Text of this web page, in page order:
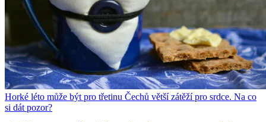
Horké léto může být pro třetinu Čechů větší zátěží pro srdce. Na co
si dát pozor?